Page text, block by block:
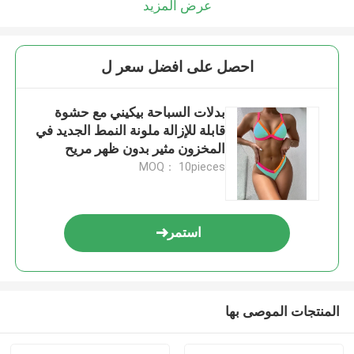
عرض المزيد
احصل على افضل سعر ل
بدلات السباحة بيكيني مع حشوة
قابلة للإزالة ملونة النمط الجديد في
المخزون مثير بدون ظهر مريح
MOQ： 10pieces
استمر
المنتجات الموصى بها